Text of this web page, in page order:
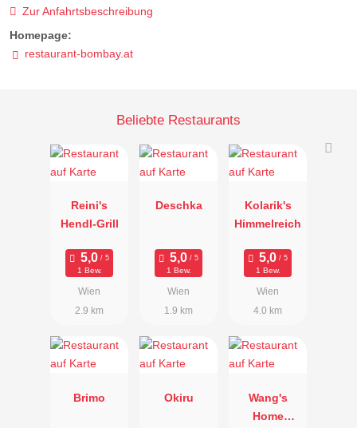
Zur Anfahrtsbeschreibung
Homepage:
restaurant-bombay.at
Beliebte Restaurants
Reini's
Hendl-Grill
1 Bew.
Wien
2.9 km
Deschka
1 Bew.
Wien
1.9 km
Kolarik's
Himmelreich
1 Bew.
Wien
4.0 km
Brimo Okiru
Wang's
Home